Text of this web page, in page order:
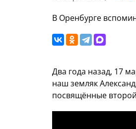
В Оренбурге
Два года назад, 17
наш земляк
посвящённые